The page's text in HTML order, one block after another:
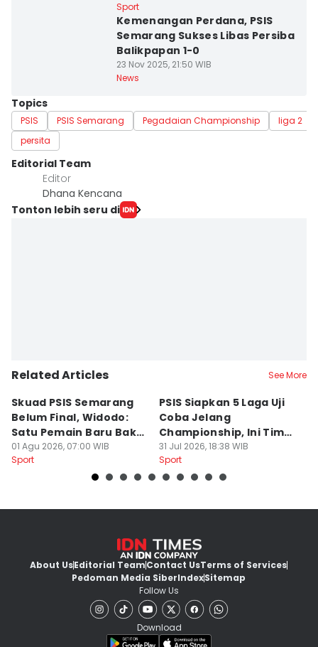
Sport
Kemenangan Perdana, PSIS
Semarang Sukses Libas Persiba
Balikpapan 1-0
23 Nov 2025, 21:50 WIB
News
Topics
PSIS PSIS Semarang Pegadaian Championship
liga 2
persita
Editorial Team
Editor
Dhana Kencana
Tonton lebih seru di
Related Articles See More
Skuad PSIS Semarang
Belum Final, Widodo:
Satu Pemain Baru Bakal
Gabung
01 Agu 2026, 07:00 WIB
Sport
PSIS Siapkan 5 Laga Uji
Coba Jelang
Championship, Ini Tim
Calon Lawan
31 Jul 2026, 18:38 WIB
Sport
About UsEditorial TeamContact UsTerms of Services
Pedoman Media SiberIndexSitemap
Follow Us
Download